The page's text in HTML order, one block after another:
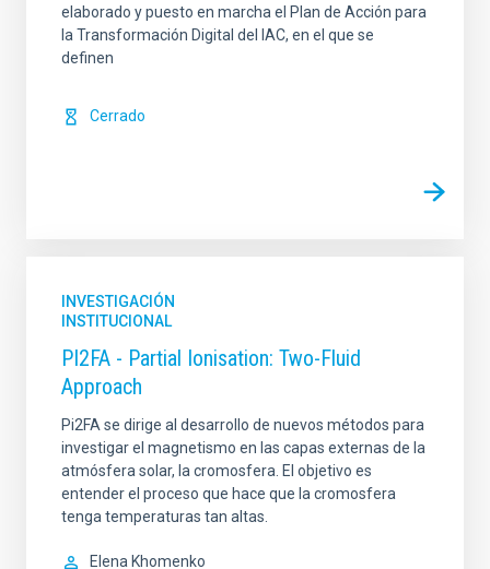
elaborado y puesto en marcha el Plan de Acción para
la Transformación Digital del IAC, en el que se
definen
Cerrado
INVESTIGACIÓN
INSTITUCIONAL
PI2FA - Partial Ionisation: Two-Fluid
Approach
Pi2FA se dirige al desarrollo de nuevos métodos para
investigar el magnetismo en las capas externas de la
atmósfera solar, la cromosfera. El objetivo es
entender el proceso que hace que la cromosfera
tenga temperaturas tan altas.
Elena Khomenko